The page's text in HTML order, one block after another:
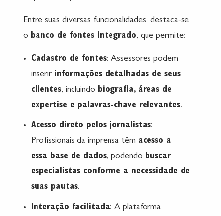
Entre suas diversas funcionalidades, destaca-se
o banco de fontes integrado, que permite:
Cadastro de fontes: Assessores podem
inserir informações detalhadas de seus
clientes, incluindo biografia, áreas de
expertise e palavras-chave relevantes.
Acesso direto pelos jornalistas:
Profissionais da imprensa têm acesso a
essa base de dados, podendo buscar
especialistas conforme a necessidade de
suas pautas.​
Interação facilitada: A plataforma